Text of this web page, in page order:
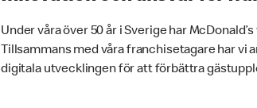
Under våra över 50 år i Sverige har
Tillsammans med våra franchisetagare har
digitala utvecklingen för att förbättra